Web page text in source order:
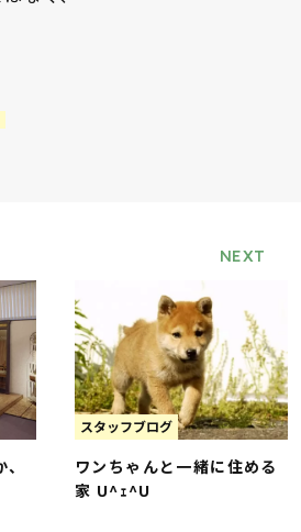
NEXT
スタッフブログ
ワンちゃんと一緒に住める
家 U^ｪ^U